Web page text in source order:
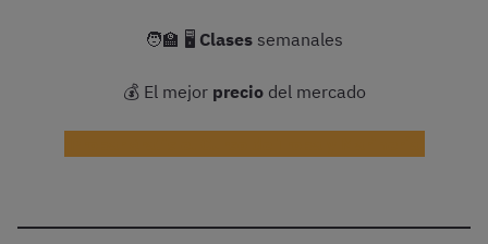
🧑‍🏫 🖥️ Clases semanales
💰 El mejor preciodel mercado